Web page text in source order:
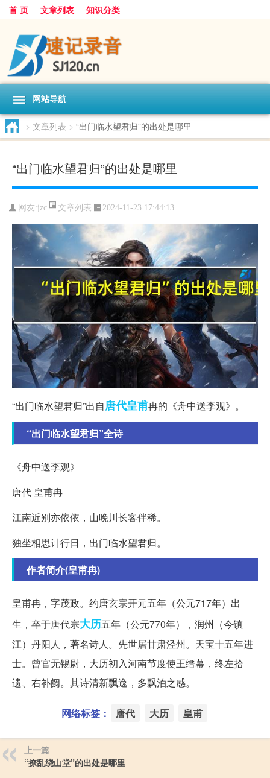
首 页 文章列表 知识分类
网站导航
> 文章列表 > “出门临水望君归”的出处是哪里
“出门临水望君归”的出处是哪里
网友:jzc 文章列表 2024-11-23 17:44:13
“出门临水望君归”出自唐代皇甫冉的《舟中送李观》。
“出门临水望君归”全诗
《舟中送李观》
唐代 皇甫冉
江南近别亦依依，山晚川长客伴稀。
独坐相思计行日，出门临水望君归。
作者简介(皇甫冉)
皇甫冉，字茂政。约唐玄宗开元五年（公元717年）出
生，卒于唐代宗大历五年（公元770年），润州（今镇
江）丹阳人，著名诗人。先世居甘肃泾州。天宝十五年进
士。曾官无锡尉，大历初入河南节度使王缙幕，终左拾
遗、右补阙。其诗清新飘逸，多飘泊之感。
网络标签： 唐代 大历 皇甫
上一篇
“撩乱绕山堂”的出处是哪里